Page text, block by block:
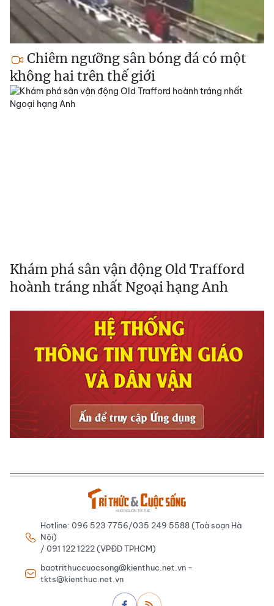
Chiêm ngưỡng sân bóng đá có một
không hai trên thế giới
Khám phá sân vận động Old Trafford
hoành tráng nhất Ngoại hạng Anh
Hotline: 096 523 7756/035 249 5588 (Toà soạn Hà
Nội)
/ 091 122 1222 (VPĐD TPHCM)
baotrithuccuocsong@kienthuc.net.vn -
tkts@kienthuc.net.vn